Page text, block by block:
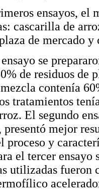
ensayos, el
cascarilla de
de mercado
se
de residuos de
contenía
tratamientos
El segundo
presentó mejor
proceso y
el tercer
utilizadas fueron